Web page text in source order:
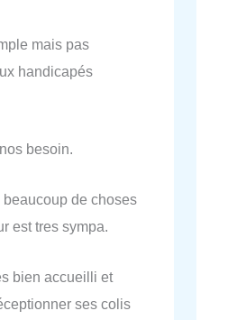
mais pas
handicapés
besoin.
beaucoup de choses
est tres sympa.
bien accueilli et
ses colis